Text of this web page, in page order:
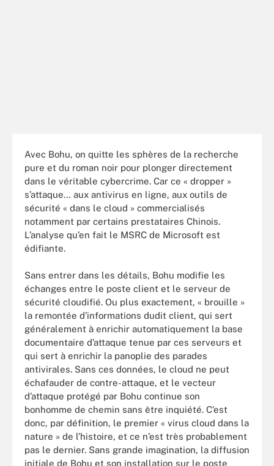
Avec Bohu, on quitte les sphères de la recherche
pure et du roman noir pour plonger directement
dans le véritable cybercrime. Car ce « dropper »
s’attaque… aux antivirus en ligne, aux outils de
sécurité « dans le cloud » commercialisés
notamment par certains prestataires Chinois.
L’analyse qu’en fait le MSRC de Microsoft est
édifiante.
Sans entrer dans les détails, Bohu modifie les
échanges entre le poste client et le serveur de
sécurité cloudifié. Ou plus exactement, « brouille »
la remontée d’informations dudit client, qui sert
généralement à enrichir automatiquement la base
documentaire d’attaque tenue par ces serveurs et
qui sert à enrichir la panoplie des parades
antivirales. Sans ces données, le cloud ne peut
échafauder de contre-attaque, et le vecteur
d’attaque protégé par Bohu continue son
bonhomme de chemin sans être inquiété. C’est
donc, par définition, le premier « virus cloud dans la
nature » de l’histoire, et ce n’est très probablement
pas le dernier. Sans grande imagination, la diffusion
initiale de Bohu et son installation sur le poste